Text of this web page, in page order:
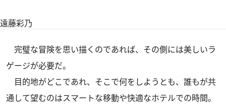
遠藤彩乃
完璧な冒険を思い描くのであれば、その側には美しいラ
ゲージが必要だ。
目的地がどこであれ、そこで何をしようとも、誰もが共
通して望むのはスマートな移動や快適なホテルでの時間。